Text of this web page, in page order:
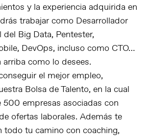
y la experiencia adquirida en
trabajar como Desarrollador
Big Data, Pentester,
DevOps, incluso como CTO…
arriba como lo desees.
el mejor empleo,
Bolsa de Talento, en la cual
empresas asociadas con
ofertas laborales. Además te
todo tu camino con coaching,